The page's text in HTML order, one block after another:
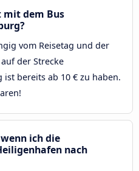
mit dem Bus
vom Reisetag und der
der Strecke
bereits ab 10 € zu haben.
ich die
nach